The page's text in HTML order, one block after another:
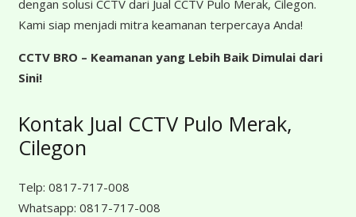
dengan solusi CCTV dari Jual CCTV Pulo Merak, Cilegon.
Kami siap menjadi mitra keamanan terpercaya Anda!
CCTV BRO – Keamanan yang Lebih Baik Dimulai dari
Sini!
Kontak Jual CCTV Pulo Merak,
Cilegon
Telp: 0817-717-008
Whatsapp: 0817-717-008